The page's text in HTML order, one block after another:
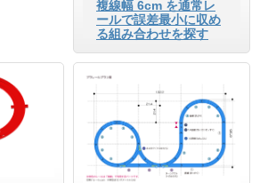
複線幅 6cm を通常レ
ールで誤差最小に収め
る組み合わせを探す